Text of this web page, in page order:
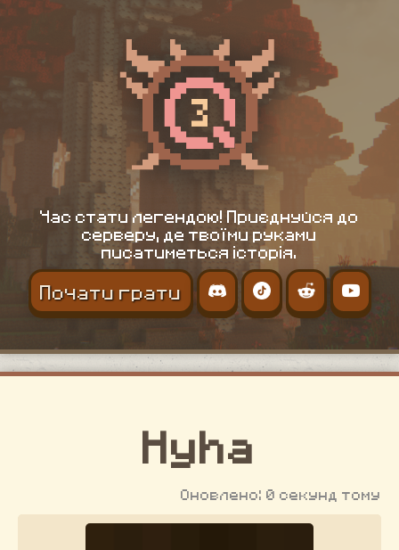
Час стати легендою! Приєднуйся до
серверу, де твоїми руками
писатиметься історія.
Почати грати
Hyha
Оновлено: 0 секунд тому